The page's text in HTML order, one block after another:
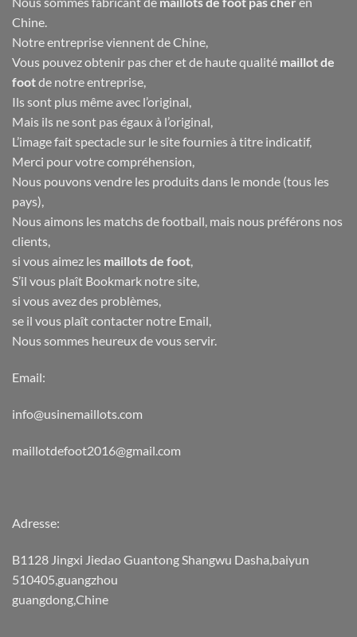
Chine.
Notre entreprise viennent de Chine,
Vous pouvez obtenir pas cher et de haute qualité maillot de
footde notre entreprise,
Ils sont plus même avec l’original,
Mais ils ne sont pas égaux à l’original,
L’image fait spectacle sur le site fournies à titre indicatif,
Merci pour votre compréhension,
Nous pouvons vendre les produits dans le monde (tous les
pays),
Nous aimons les matchs de football, mais nous préférons nos
clients,
si vous aimez les maillots de foot,
S’il vous plaît Bookmark notre site,
si vous avez des problèmes,
se il vous plaît contacter notre Email,
Nous sommes heureux de vous servir.
Email:
info@usinemaillots.com
maillotdefoot2016@gmail.com
Adresse:
B1128 Jingxi Jiedao Guantong Shangwu Dasha,baiyun
510405,guangzhou
guangdong,Chine